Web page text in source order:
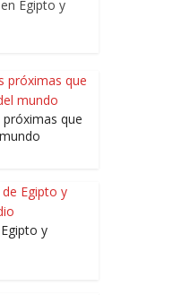
Egipto y
que
y